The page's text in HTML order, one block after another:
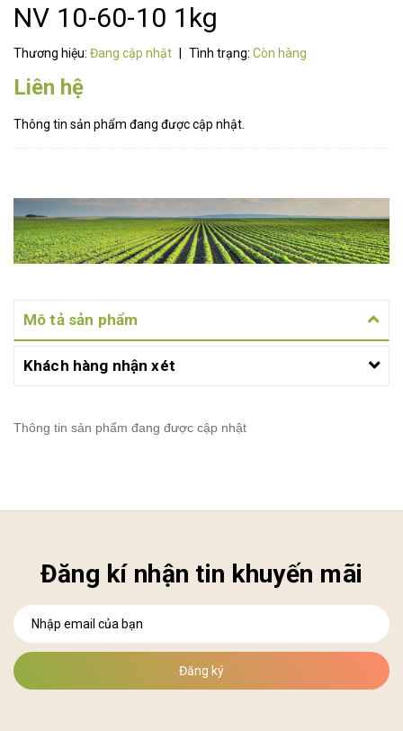
NV 10-60-10 1kg
Thương hiệu: Đang cập nhật Tình trạng: Còn hàng
Liên hệ
Thông tin sản phẩm đang được cập nhật.
Mô tả sản phẩm
Khách hàng nhận xét
Thông tin sản phẩm đang được cập nhật
Đăng kí nhận tin khuyến mãi
Đăng ký